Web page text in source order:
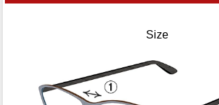
Size